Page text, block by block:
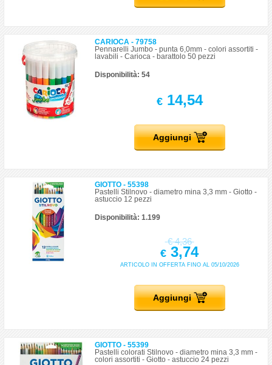
CARIOCA - 79758
Pennarelli Jumbo - punta 6,0mm - colori assortiti -
lavabili - Carioca - barattolo 50 pezzi
Disponibilità: 54
€14,54
Aggiungi
GIOTTO - 55398
Pastelli Stilnovo - diametro mina 3,3 mm - Giotto -
astuccio 12 pezzi
Disponibilità: 1.199
€4,36
€ 3,74
ARTICOLO IN OFFERTA FINO AL 05/10/2026
Aggiungi
GIOTTO - 55399
Pastelli colorati Stilnovo - diametro mina 3,3 mm -
colori assortiti - Giotto - astuccio 24 pezzi